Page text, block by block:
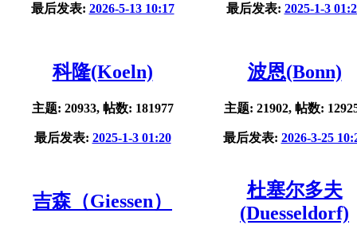
最后发表: 2026-5-13 10:17 最后发表: 2025-1-3
科隆(Koeln)
主题: 20933, 帖数: 181977
最后发表: 2025-1-3 01:20
波恩(Bonn)
主题: 21902, 帖数:
最后发表: 2026-3-25
吉森（Giessen）
杜塞尔多夫
(Duesseldorf)